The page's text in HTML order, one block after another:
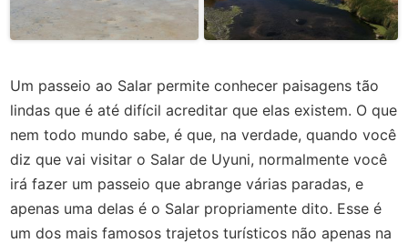
Um passeio ao Salar permite conhecer paisagens tão
lindas que é até difícil acreditar que elas existem. O que
nem todo mundo sabe, é que, na verdade, quando você
diz que vai visitar o Salar de Uyuni, normalmente você
irá fazer um passeio que abrange várias paradas, e
apenas uma delas é o Salar propriamente dito. Esse é
um dos mais famosos trajetos turísticos não apenas na